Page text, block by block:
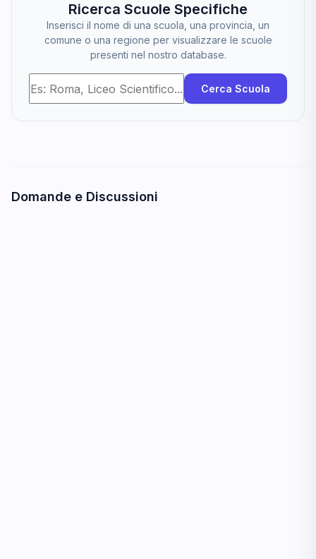
Ricerca Scuole Specifiche
Inserisci il nome di una scuola, una provincia, un
comune o una regione per visualizzare le scuole
presenti nel nostro database.
Cerca Scuola
Domande e Discussioni